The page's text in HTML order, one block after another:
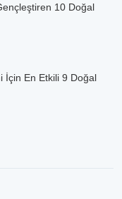
10 Doğal
İçin En Etkili 9 Doğal